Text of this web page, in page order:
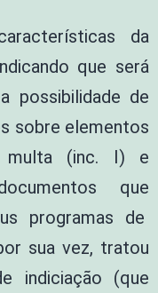
da
que será
possibilidade de
sobre elementos
multa (inc. I) e
que
programas de
sua vez, tratou
indiciação (que